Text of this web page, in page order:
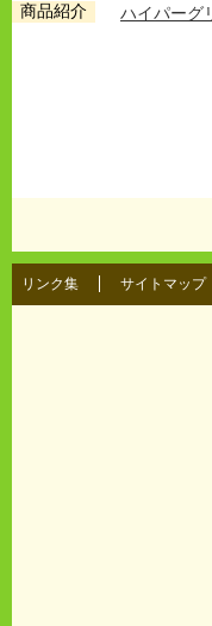
商品紹介 ハイパーグ
リンク集 サイトマップ